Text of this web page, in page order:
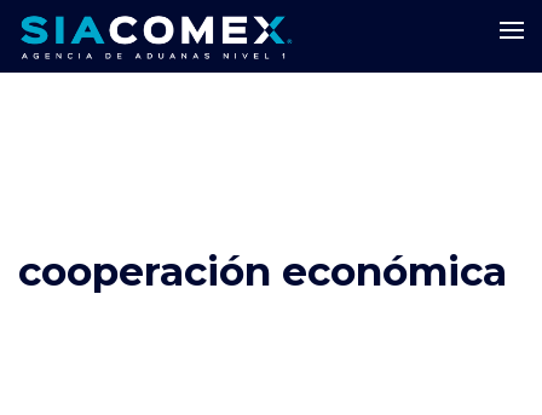
cooperación económica